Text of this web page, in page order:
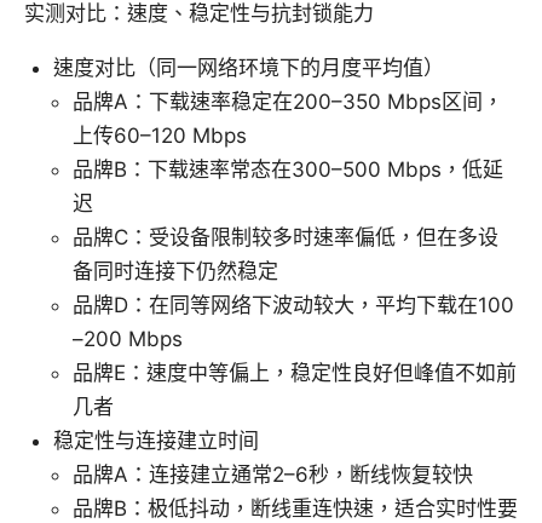
实测对比：速度、稳定性与抗封锁能力
速度对比（同一网络环境下的月度平均值）
品牌A：下载速率稳定在200–350 Mbps区间，
上传60–120 Mbps
品牌B：下载速率常态在300–500 Mbps，低延
迟
品牌C：受设备限制较多时速率偏低，但在多设
备同时连接下仍然稳定
品牌D：在同等网络下波动较大，平均下载在100
–200 Mbps
品牌E：速度中等偏上，稳定性良好但峰值不如前
几者
稳定性与连接建立时间
品牌A：连接建立通常2–6秒，断线恢复较快
品牌B：极低抖动，断线重连快速，适合实时性要